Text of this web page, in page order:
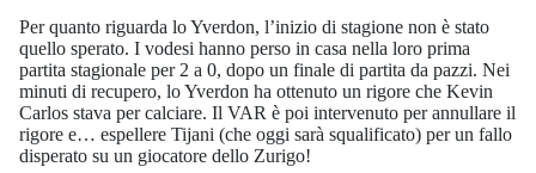
Per quanto riguarda lo Yverdon, l’inizio di stagione non è stato
quello sperato. I vodesi hanno perso in casa nella loro prima
partita stagionale per 2 a 0, dopo un finale di partita da pazzi. Nei
minuti di recupero, lo Yverdon ha ottenuto un rigore che Kevin
Carlos stava per calciare. Il VAR è poi intervenuto per annullare il
rigore e… espellere Tijani (che oggi sarà squalificato) per un fallo
disperato su un giocatore dello Zurigo!